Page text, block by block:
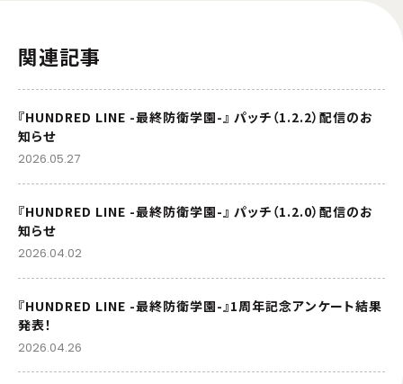
関連記事
『HUNDRED LINE -最終防衛学園-』 パッチ（1.2.2）配信のお
知らせ
2026.05.27
『HUNDRED LINE -最終防衛学園-』 パッチ（1.2.0）配信のお
知らせ
2026.04.02
『HUNDRED LINE -最終防衛学園-』1周年記念アンケート結果
発表！
2026.04.26